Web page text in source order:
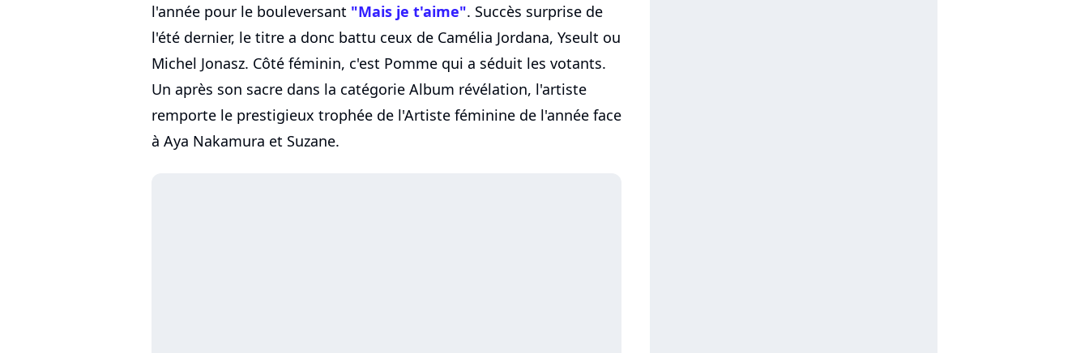
l'année pour le bouleversant "Mais je t'aime". Succès surprise de
l'été dernier, le titre a donc battu ceux de Camélia Jordana, Yseult ou
Michel Jonasz. Côté féminin, c'est Pomme qui a séduit les votants.
Un après son sacre dans la catégorie Album révélation, l'artiste
remporte le prestigieux trophée de l'Artiste féminine de l'année face
à Aya Nakamura et Suzane.